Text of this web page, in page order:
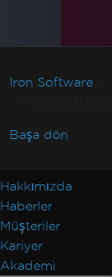
Iron Software
Başa dön
Hakkımızda
Haberler
Müşteriler
Kariyer
Akademi